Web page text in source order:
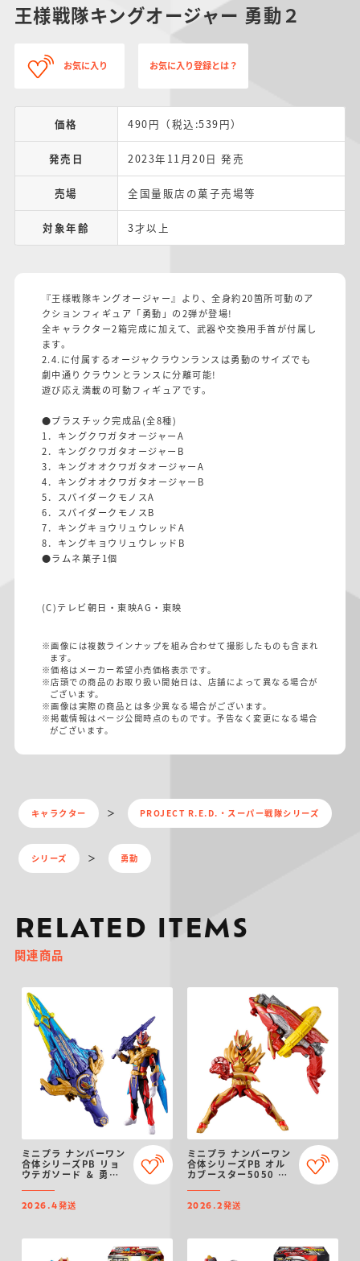
王様戦隊キングオージャー 勇動２
お気に入り お気に入り登録とは？
価格 490円（税込:539円）
発売日 2023年11月20日 発売
売場 全国量販店の菓子売場等
対象年齢 3才以上
『王様戦隊キングオージャー』より、全身約20箇所可動のア
クションフィギュア「勇動」の2弾が登場!
全キャラクター2箱完成に加えて、武器や交換用手首が付属し
ます。
2.4.に付属するオージャクラウンランスは勇動のサイズでも
劇中通りクラウンとランスに分離可能!
遊び応え満載の可動フィギュアです。
●プラスチック完成品(全8種)
1．キングクワガタオージャーA
2．キングクワガタオージャーB
3．キングオオクワガタオージャーA
4．キングオオクワガタオージャーB
5．スパイダークモノスA
6．スパイダークモノスB
7．キングキョウリュウレッドA
8．キングキョウリュウレッドB
●ラムネ菓子1個
(C)テレビ朝日・東映AG・東映
※画像には複数ラインナップを組み合わせて撮影したものも含まれ
ます。
※価格はメーカー希望小売価格表示です。
※店頭での商品のお取り扱い開始日は、店舗によって異なる場合が
ございます。
※画像は実際の商品とは多少異なる場合がございます。
※掲載情報はページ公開時点のものです。予告なく変更になる場合
がございます。
キャラクター PROJECT R.E.D.・スーパー戦隊シリーズ
シリーズ 勇動
RELATED ITEMS
関連商品
ミニプラ ナンバーワン
合体シリーズPB リョ
ウテガソード ＆ 勇動
ルフ【プレミアムバン
ダイ限定】
2026.4発送
ミニプラ ナンバーワン
合体シリーズPB オル
カブースター5050 ＆
ウルフ【プレミアムバ
ンダイ限定】
2026.2発送